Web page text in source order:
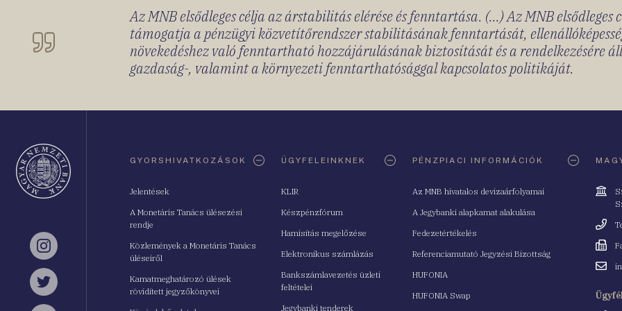
Az MNB elsődleges célja az árstabilitás elérése és fenntartása. (...) Az MNB elsődleges
támogatja a pénzügyi közvetítőrendszer stabilitásának fenntartását,
növekedéshez való fenntartható hozzájárulásának biztosítását és a rendelkezésére
gazdaság-, valamint a környezeti fenntarthatósággal kapcsolatos politikáját.
Instagram
Twitter
GYORSHIVATKOZÁSOK
Jelentések
A Monetáris Tanács ülésezési
rendje
Közlemények a Monetáris Tanács
üléseiről
Kamatmeghatározó ülések
rövidített jegyzőkönyvei
ÜGYFELEINKNEK
KLIR
Készpénzfórum
Hamisítás megelőzése
Elektronikus számlázás
Bankszámlavezetés üzleti
feltételei
Jegybanki tenderek
PÉNZPIACI INFORMÁCIÓK
Az MNB hivatalos devizaárfolyamai
A Jegybanki alapkamat alakulása
Fedezetértékelés
Referenciamutató Jegyzési Bizottság
HUFONIA
HUFONIA Swap
Cím
Fax
Email